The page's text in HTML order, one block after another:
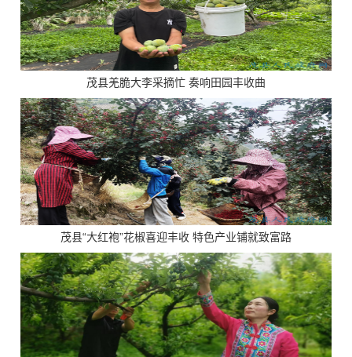
茂县羌脆大李采摘忙 奏响田园丰收曲
茂县“大红袍”花椒喜迎丰收 特色产业铺就致富路